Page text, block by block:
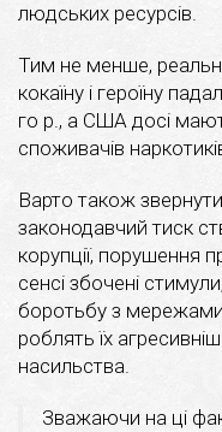
людських ресурсів.
Тим не менше,
кокаїну і героїну
го р., а США досі
споживачів
Варто також
законодавчий тиск
корупції, порушення
сенсі збочені
боротьбу з мережами
роблять їх
насильства.
Зважаючи на ці